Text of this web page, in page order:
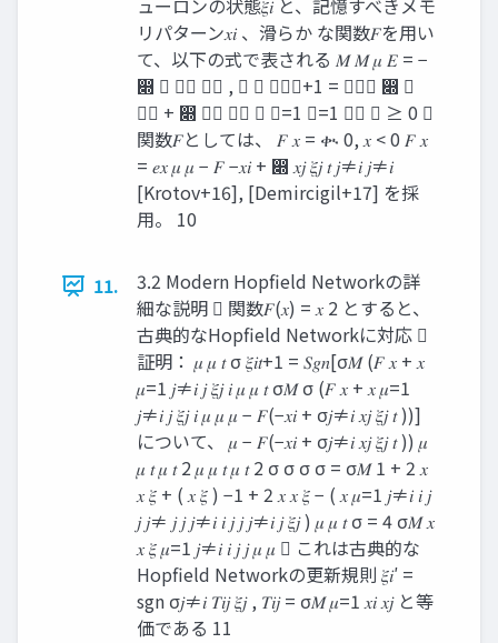
ューロンの状態𝜉𝑖 と、記憶すべきメモ
リパターン𝑥𝑖 、滑らか な関数𝐹を用い
て、以下の式で表される 𝑀 𝑀 𝜇 𝐸 = −
෍ 𝐹 𝑥𝑖 𝜉𝑖 , 𝜇 𝜇 𝜉𝑖𝑡+1 = 𝑆𝑔𝑛 ෍ 𝐹
𝑥𝑖 + ෍ 𝑥𝑗 𝜉𝑗 𝑡 𝜇=1 𝜇=1 𝑥𝑛 𝑥 ≥ 0 
関数𝐹としては、 𝐹 𝑥 = ቊ 0, 𝑥 < 0 𝐹 𝑥
= 𝑒𝑥 𝜇 𝜇 − 𝐹 −𝑥𝑖 + ෍ 𝑥𝑗 𝜉𝑗 𝑡 𝑗≠𝑖 𝑗≠𝑖
[Krotov+16], [Demircigil+17] を採
用。 10
11.
3.2 Modern Hopfield Networkの詳
細な説明  関数𝐹(𝑥) = 𝑥 2 とすると、
古典的なHopfield Networkに対応 
証明： 𝜇 𝜇 𝑡 σ 𝜉𝑖𝑡+1 = 𝑆𝑔𝑛[σ𝑀 (𝐹 𝑥 + 𝑥
𝜇=1 𝑗≠𝑖 𝑗 𝜉𝑗 𝑖 𝜇 𝜇 𝑡 σ𝑀 σ (𝐹 𝑥 + 𝑥 𝜇=1
𝑗≠𝑖 𝑗 𝜉𝑗 𝑖 𝜇 𝜇 𝜇 − 𝐹(−𝑥𝑖 + σ𝑗≠𝑖 𝑥𝑗 𝜉𝑗 𝑡 ))]
について、 𝜇 − 𝐹(−𝑥𝑖 + σ𝑗≠𝑖 𝑥𝑗 𝜉𝑗 𝑡 )) 𝜇
𝜇 𝑡 𝜇 𝑡 2 𝜇 𝜇 𝑡 𝜇 𝑡 2 σ σ σ σ = σ𝑀 1 + 2 𝑥
𝑥 𝜉 + ( 𝑥 𝜉 ) −1 + 2 𝑥 𝑥 𝜉 − ( 𝑥 𝜇=1 𝑗≠𝑖 𝑖 𝑗
𝑗 𝑗≠ 𝑗 𝑗 𝑗≠𝑖 𝑖 𝑗 𝑗 𝑗≠𝑖 𝑗 𝜉𝑗 ) 𝜇 𝜇 𝑡 σ = 4 σ𝑀 𝑥
𝑥 𝜉 𝜇=1 𝑗≠𝑖 𝑖 𝑗 𝑗 𝜇 𝜇  これは古典的な
Hopfield Networkの更新規則 𝜉𝑖′ =
sgn σ𝑗≠𝑖 𝑇𝑖𝑗 𝜉𝑗 , 𝑇𝑖𝑗 = σ𝑀 𝜇=1 𝑥𝑖 𝑥𝑗 と等
価である 11